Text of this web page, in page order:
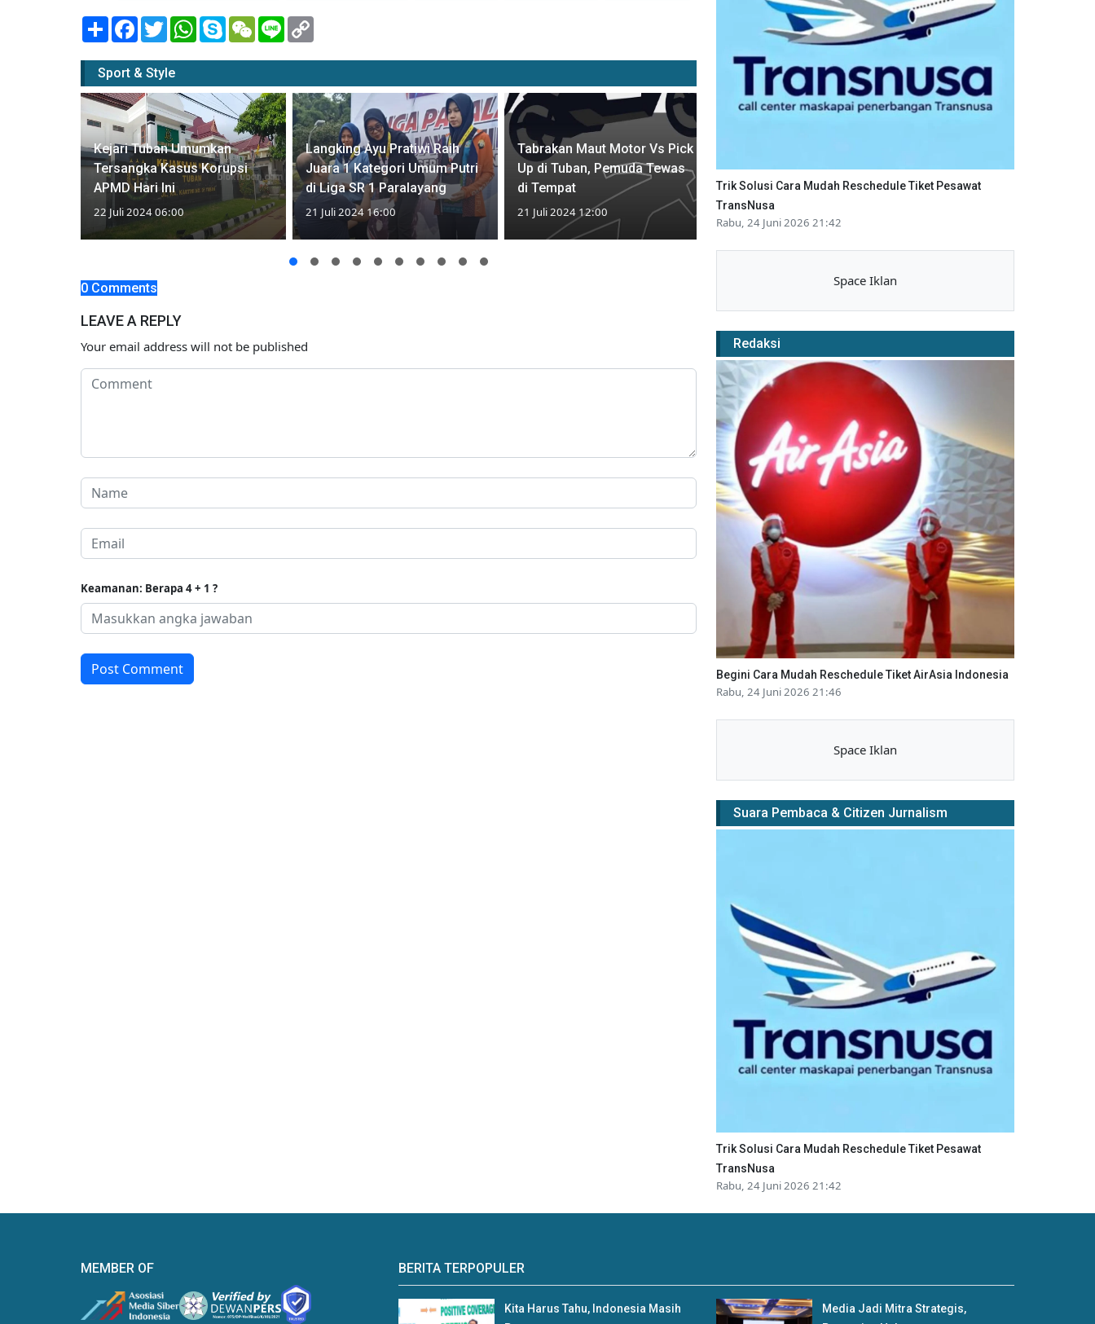
Share Facebook
TwitterWhatsApp
SkypeWeChatLine
Sport & Style
Kejari Tuban Umumkan
Tersangka Kasus Korupsi
APMD Hari Ini
22 Juli 2024 06:00
Langking Ayu Pratiwi Raih
Juara 1 Kategori Umum Putri
di Liga SR 1 Paralayang
21 Juli 2024 16:00
Tabrakan Maut Motor Vs Pick
Up di Tuban, Pemuda Tewas
di Tempat
21 Juli 2024 12:00
0 Comments
LEAVE A REPLY
Your email address will not be published
Keamanan: Berapa 4 + 1 ?
Post Comment
Trik Solusi Cara Mudah Reschedule Tiket Pesawat
TransNusa
Rabu, 24 Juni 2026 21:42
Space Iklan
Redaksi
Begini Cara Mudah Reschedule Tiket AirAsia Indonesia
Rabu, 24 Juni 2026 21:46
Space Iklan
Suara Pembaca & Citizen Jurnalism
Trik Solusi Cara Mudah Reschedule Tiket Pesawat
TransNusa
Rabu, 24 Juni 2026 21:42
MEMBER OF BERITA TERPOPULER
Kita Harus Tahu, Indonesia Masih
Media Jadi Mitra Strategis,